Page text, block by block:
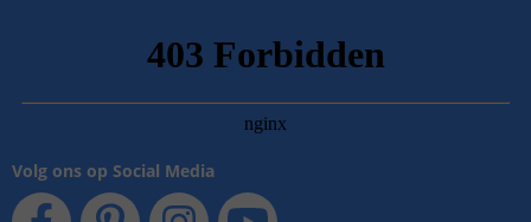
Volg ons op Social Media